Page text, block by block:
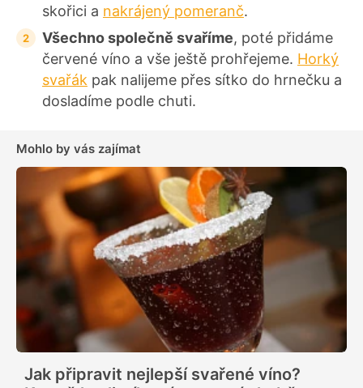
skořici a nakrájený pomeranč.
Všechno společně svaříme, poté přidáme
červené víno a vše ještě prohřejeme. Horký
svařák pak nalijeme přes sítko do hrnečku a
dosladíme podle chuti.
Mohlo by vás zajímat
Jak připravit nejlepší svařené víno?